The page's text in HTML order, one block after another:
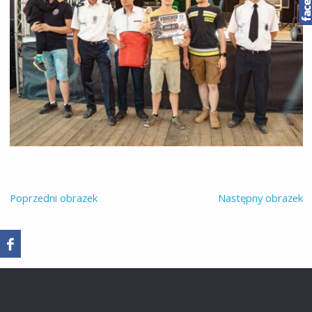
Poprzedni obrazek Następny obrazek